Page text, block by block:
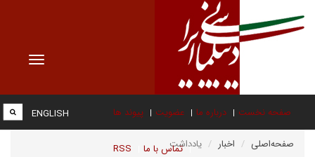
Toggle
صفحه نخست درباره ما عضویت پیوند ها
تماس با ما RSS
ENGLISH
صفحه‌اصلی اخبار یادداشت